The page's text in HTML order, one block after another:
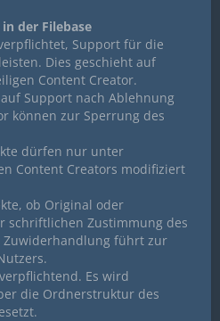
der Filebase
Support für die
Dies geschieht auf
Content Creator.
Support nach Ablehnung
können zur Sperrung des
dürfen nur unter
Content Creators modifiziert
ob Original oder
schriftlichen Zustimmung des
Zuwiderhandlung führt zur
Es wird
die Ordnerstruktur des